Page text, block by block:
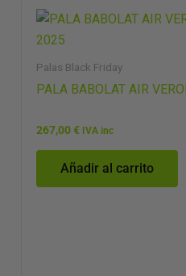
Palas Black Friday
PALA BABOLAT AIR
267,00€ IVA inc
Añadir al carrito